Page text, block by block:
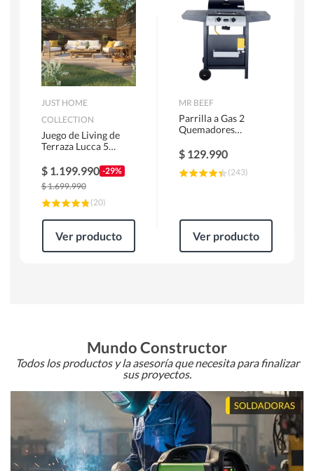
JUST HOME
COLLECTION
Juego de Living de
Terraza Lucca 5
$ 1.199.990 -29%
$1.699.990
(20)
Ver producto
MR BEEF
Parrilla a Gas 2
Quemadores
$ 129.990
(243)
Ver producto
Mundo Constructor
Todos los productos y la asesoría que necesita para finalizar
sus proyectos.